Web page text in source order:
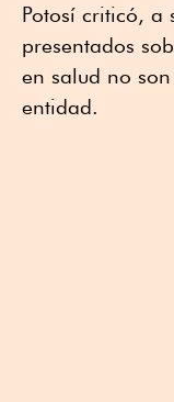
Potosí criticó, a
presentados
en salud no
entidad.